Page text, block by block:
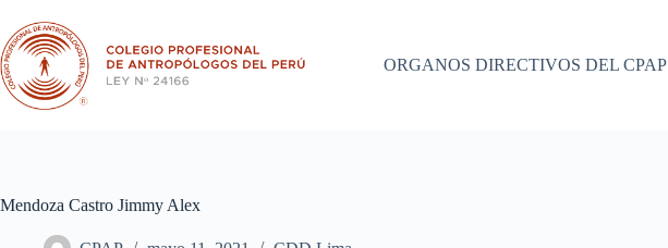
contenido
ORGANOS DIRECTIVOS DEL CPAP
Mendoza Castro Jimmy Alex